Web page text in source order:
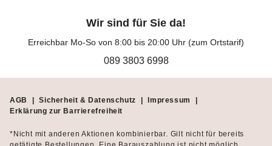
Wir sind für Sie da!
Erreichbar Mo-So von 8:00 bis 20:00 Uhr (zum Ortstarif)
089 3803 6998
AGB | Sicherheit & Datenschutz | Impressum
|
Erklärung zur Barrierefreiheit
*Nicht mit anderen Aktionen kombinierbar. Gilt nicht für bereits